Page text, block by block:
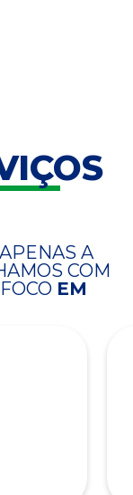
A
COM
EM